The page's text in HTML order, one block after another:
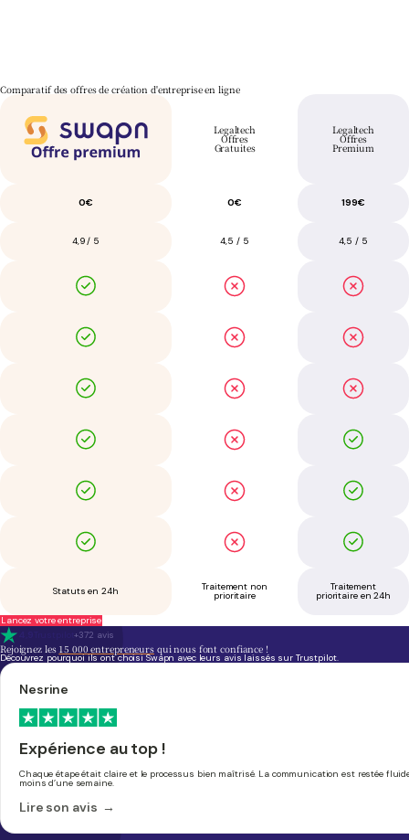
Comparatif des offres de création d'entreprise en ligne
Legaltech
Offres
Gratuites
Legaltech
Offres
Premium
0€ 0€ 199€
4,9 / 5 4,5 / 5 4,5 / 5
Statuts en 24h Traitement non
prioritaire
Traitement
prioritaire en 24h
Lancez votre entreprise
Trustpilot+372 avis
Rejoignez les 15 000 entrepreneursqui nous font confiance !
Découvrez pourquoi ils ont choisi Swapn avec leurs avis laissés sur Trustpilot.
Nesrine
Expérience au top !
Chaque étape était claire et le processus bien maîtrisé. La communication est restée
moins d’une semaine.
Lire son avis →